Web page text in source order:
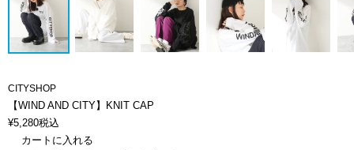
CITYSHOP
【WIND AND CITY】KNIT CAP
¥5,280税込
カートに入れる